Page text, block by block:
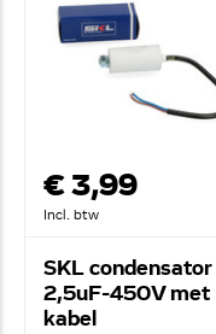
€ 3,99
Incl. btw
SKL condensator
2,5uF-450V met
kabel